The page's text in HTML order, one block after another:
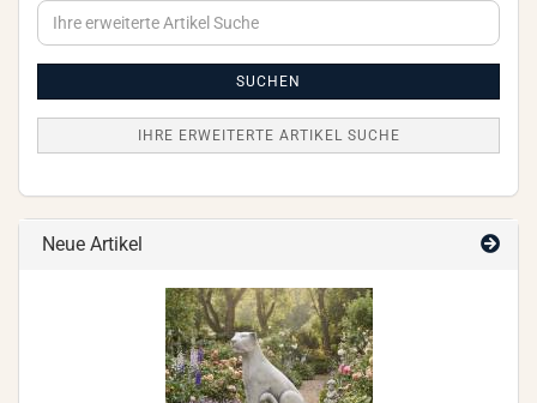
Ihre
erweiterte
SUCHEN
IHRE ERWEITERTE ARTIKEL SUCHE
Neue Artikel